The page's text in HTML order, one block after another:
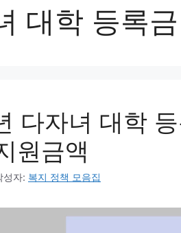
대학 등록
다자녀 대학
원금액
성자: 복지 정책 모음집